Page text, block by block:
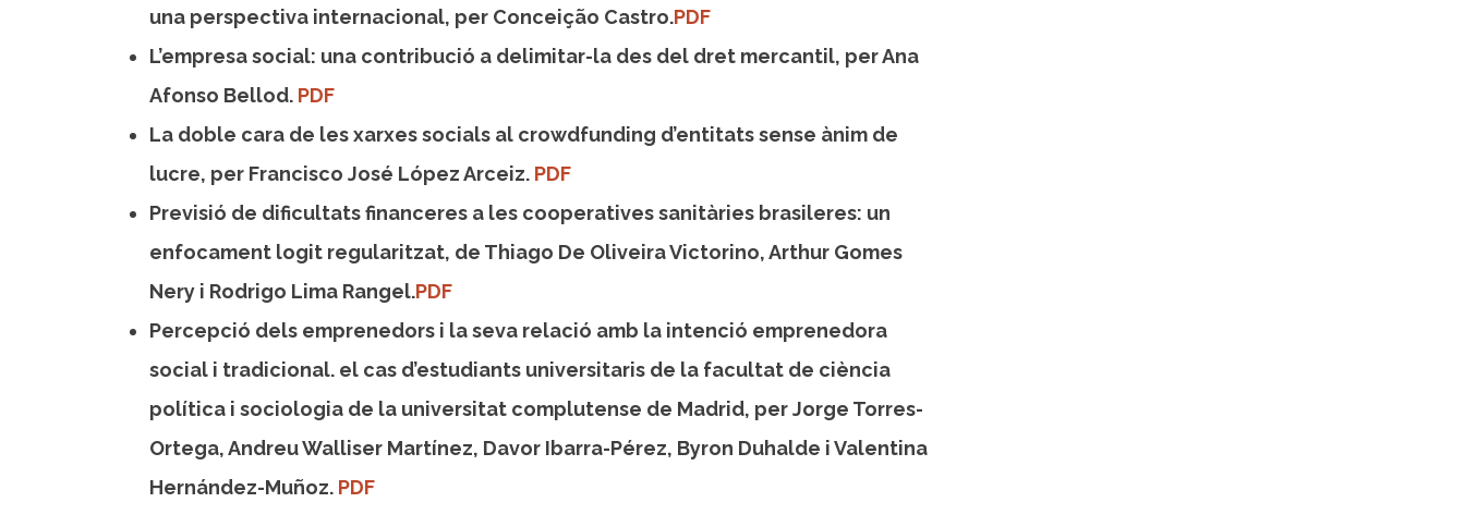
una perspectiva internacional, per Conceição Castro.PDF
L’empresa social: una contribució a delimitar-la des del dret mercantil, per Ana
Afonso Bellod. PDF
La doble cara de les xarxes socials al crowdfunding d’entitats sense ànim de
lucre, per Francisco José López Arceiz. PDF
Previsió de dificultats financeres a les cooperatives sanitàries brasileres: un
enfocament logit regularitzat, de Thiago De Oliveira Victorino, Arthur Gomes
Nery i Rodrigo Lima Rangel.PDF
Percepció dels emprenedors i la seva relació amb la intenció emprenedora
social i tradicional. el cas d’estudiants universitaris de la facultat de ciència
política i sociologia de la universitat complutense de Madrid, per Jorge Torres-
Ortega, Andreu Walliser Martínez, Davor Ibarra-Pérez, Byron Duhalde i Valentina
Hernández-Muñoz. PDF